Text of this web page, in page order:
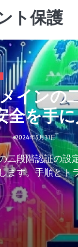
ト保護
イン
全を手
2024年5月31日
二段階認証の設
ます。手順とト